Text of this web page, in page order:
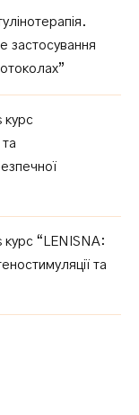
застосування
курс
“LENISNA:
та